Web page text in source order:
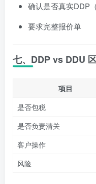
确认是否真实DDP
要求完整报价单
七、DDP vs DDU
项目
是否包税
是否负责清关
客户操作
风险